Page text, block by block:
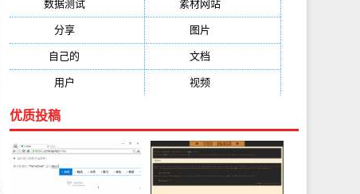
数据测试(788) 素材网站
分享(676) 图片
自己的 文档
用户 视频
优质投稿